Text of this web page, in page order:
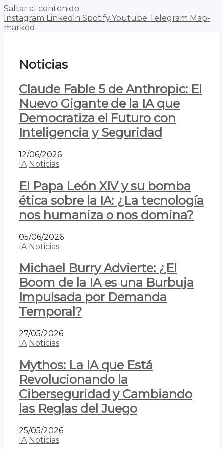
Saltar al contenido
Instagram Linkedin Spotify Youtube Telegram Map-
marked
Noticias
Claude Fable 5 de Anthropic: El
Nuevo Gigante de la IA que
Democratiza el Futuro con
Inteligencia y Seguridad
12/06/2026
IA Noticias
El Papa León XIV y su bomba
ética sobre la IA: ¿La tecnología
nos humaniza o nos domina?
05/06/2026
IA Noticias
Michael Burry Advierte: ¿El
Boom de la IA es una Burbuja
Impulsada por Demanda
Temporal?
27/05/2026
IA Noticias
Mythos: La IA que Está
Revolucionando la
Ciberseguridad y Cambiando
las Reglas del Juego
25/05/2026
IA Noticias